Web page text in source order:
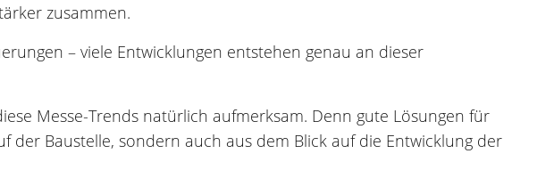
zusammen.
– viele Entwicklungen entstehen genau an dieser
Messe-Trends natürlich aufmerksam. Denn gute Lösungen für
Baustelle, sondern auch aus dem Blick auf die Entwicklung der